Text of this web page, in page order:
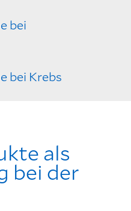
bei
bei Krebs
als
bei der